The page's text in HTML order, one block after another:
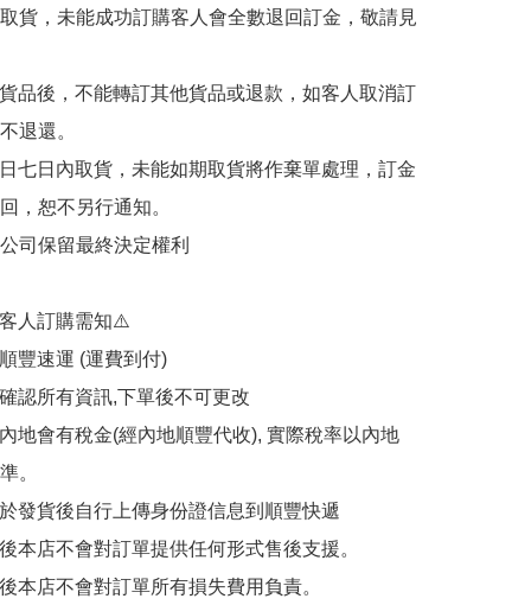
貨，未能成功訂購客人會全數退回訂金，敬請見
品後，不能轉訂其他貨品或退款，如客人取消訂
退還。
七日內取貨，未能如期取貨將作棄單處理，訂金
，恕不另行通知。
司保留最終決定權利
人訂購需知⚠️
豐速運 (運費到付)
認所有資訊,下單後不可更改
地會有稅金(經內地順豐代收), 實際稅率以內地
。
發貨後自行上傳身份證信息到順豐快遞
本店不會對訂單提供任何形式售後支援。
本店不會對訂單所有損失費用負責。